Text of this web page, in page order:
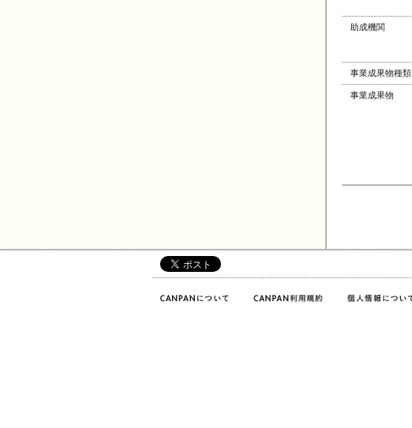
助成機関
事業成果物種類
事業成果物